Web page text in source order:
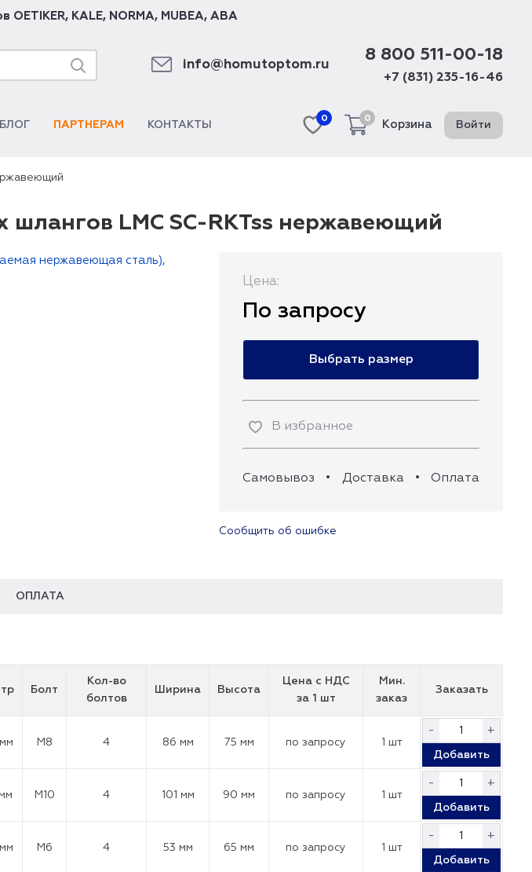
OETIKER, KALE, NORMA, MUBEA, ABA
info@homutoptom.ru
8 800 511-00-18
+7 (831) 235-16-46
БЛОГ ПАРТНЕРАМ КОНТАКТЫ
0 0
Корзина Войти
шлангов LMC SC-RKTss нержавеющий
нержавеющая сталь),
Цена:
По запросу
Выбрать размер
В избранное
Самовывоз • Доставка • Оплата
Сообщить об ошибке
ОПЛАТА
Болт
Кол-во
болтов
Ширина Высота
Цена с НДС
за 1 шт
Мин.
заказ
Заказать
М8 4 86 мм 75 мм по запросу 1 шт
- +
Добавить
М10 4 101 мм 90 мм по запросу 1 шт
- +
Добавить
М6 4 53 мм 65 мм по запросу 1 шт
- +
Добавить